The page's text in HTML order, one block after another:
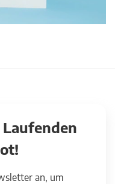
an, um